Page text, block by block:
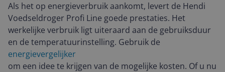
Als het op energieverbruik aankomt, levert de Hendi
Voedseldroger Profi Line goede prestaties. Het
werkelijke verbruik ligt uiteraard aan de gebruiksduur
en de temperatuurinstelling. Gebruik de
energievergelijker
om een idee te krijgen van de mogelijke kosten. Of u nu